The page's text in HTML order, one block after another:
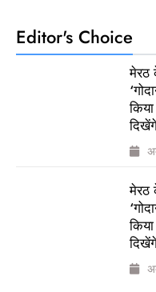
Editor's Choice
मेरठ
मेरठ